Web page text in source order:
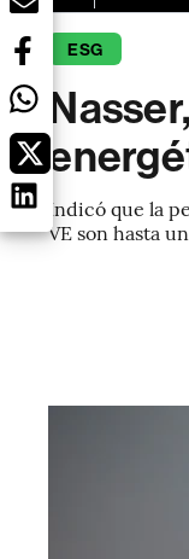
ESG
Indicó que la
VE son hasta